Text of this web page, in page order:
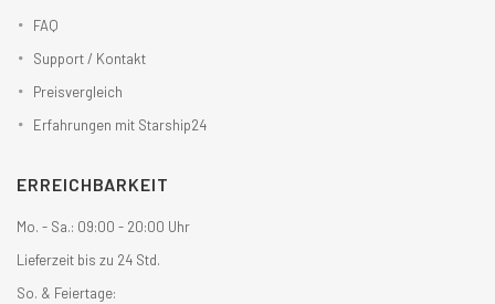
FAQ
Support / Kontakt
Preisvergleich
Erfahrungen mit Starship24
ERREICHBARKEIT
Mo. - Sa.: 09:00 - 20:00 Uhr
Lieferzeit bis zu 24 Std.
So. & Feiertage: